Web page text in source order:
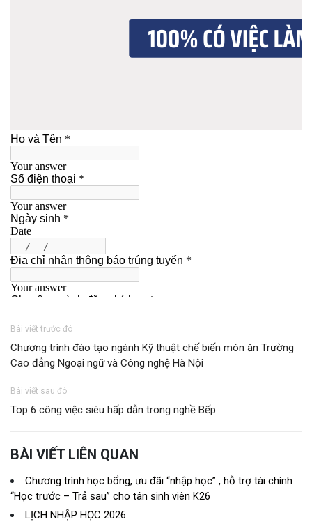
Bài viết trước đó
Chương trình đào tạo ngành Kỹ thuật chế biến món ăn Trường
Cao đẳng Ngoại ngữ và Công nghệ Hà Nội
Bài viết sau đó
Top 6 công việc siêu hấp dẫn trong nghề Bếp
BÀI VIẾT LIÊN QUAN
Chương trình học bổng, ưu đãi “nhập học” , hỗ trợ tài chính
“Học trước – Trả sau” cho tân sinh viên K26
LỊCH NHẬP HỌC 2026